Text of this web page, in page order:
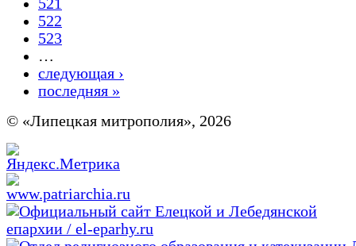
522
523
…
следующая ›
последняя »
© «Липецкая митрополия», 2026